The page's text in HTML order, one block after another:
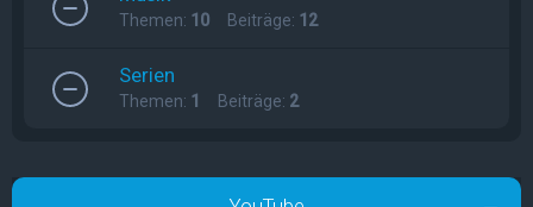
Themen: 10 Beiträge: 12
Serien
Themen: 1 Beiträge: 2